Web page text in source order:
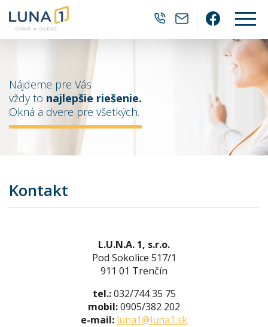
0905 382 202
Nájdeme pre Vás
vždy to najlepšie riešenie.
Okná a dvere pre všetkých.
Kontakt
L.U.N.A. 1, s.r.o.
Pod Sokolice 517/1
911 01 Trenčín
tel.:032/744 35 75
mobil:0905/382 202
e-mail: luna1@luna1.sk